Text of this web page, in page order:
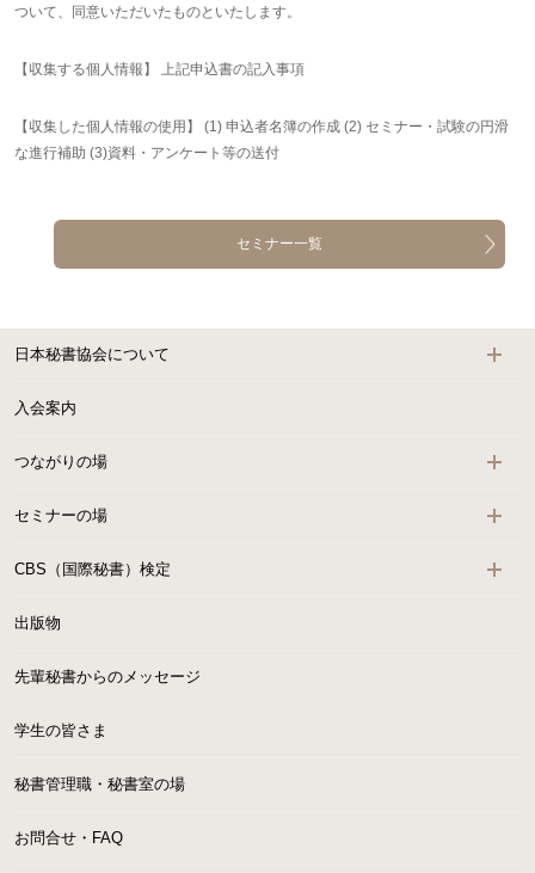
ついて、同意いただいたものといたします。
【収集する個人情報】 上記申込書の記入事項
【収集した個人情報の使用】 (1) 申込者名簿の作成 (2) セミナー・試験の円滑
な進行補助 (3)資料・アンケート等の送付
セミナー一覧
日本秘書協会について
入会案内
つながりの場
セミナーの場
CBS（国際秘書）検定
出版物
先輩秘書からのメッセージ
学生の皆さま
秘書管理職・秘書室の場
お問合せ・FAQ